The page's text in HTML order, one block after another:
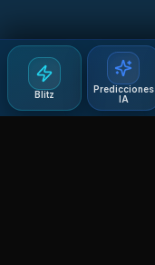
Blitz
Predicciones
IA